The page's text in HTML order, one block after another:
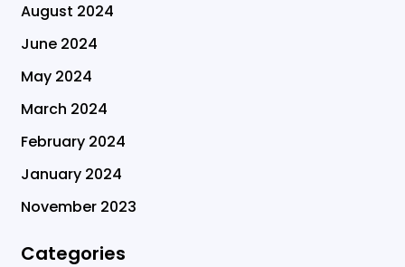
August 2024
June 2024
May 2024
March 2024
February 2024
January 2024
November 2023
Categories